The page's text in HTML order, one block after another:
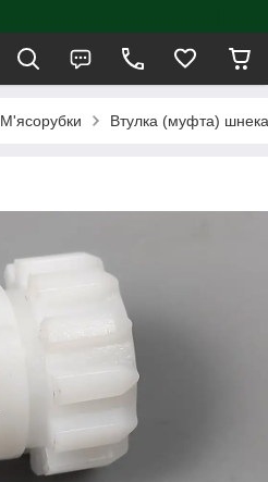
М'ясорубки Втулка (муфта)